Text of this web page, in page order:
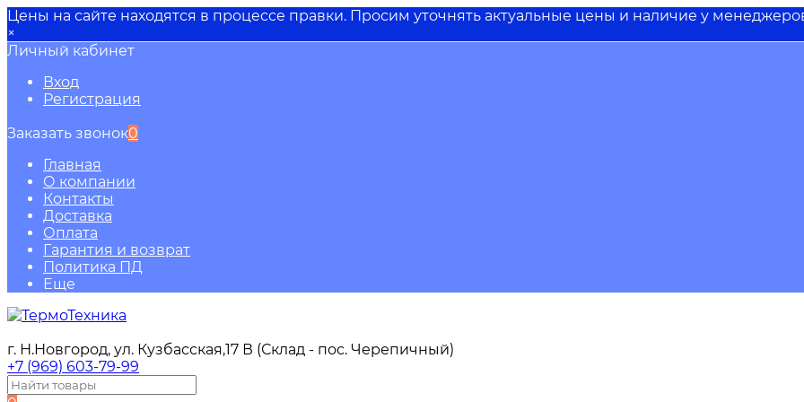
Цены на сайте находятся в процессе правки. Просим уточнять актуальные цены и наличие у
×
Личный кабинет
Вход
Регистрация
Заказать звонок0
Главная
О компании
Контакты
Доставка
Оплата
Гарантия и возврат
Политика ПД
Еще
г. Н.Новгород, ул. Кузбасская,17 В (Склад - пос. Черепичный)
+7 (969) 603-79-99